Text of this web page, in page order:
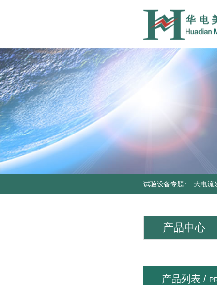
试验设备专题: 大电流
产品中心
产品列表 /